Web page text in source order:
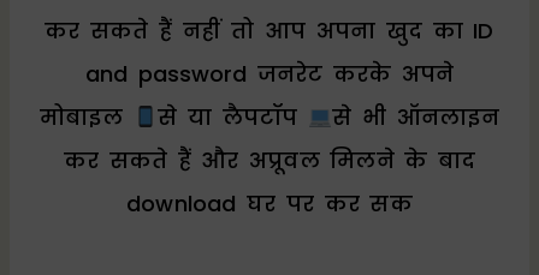
कर सकते हैं नहीं तो आप अपना खुद का ID
and password जनरेट करके अपने
मोबाइल
से या लैपटॉप
से भी ऑनलाइन
कर सकते हैं और अप्रूवल मिलने के बाद
download घर पर कर सक